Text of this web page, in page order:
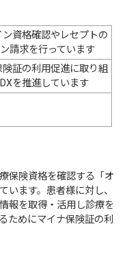
ン資格確認やレセプトの
請求を行っています
険証の利用促進に取り組
を推進しています
保険資格を確認する「オ
います。患者様に対し、
報を取得・活用し診療を
ためにマイナ保険証の利
します。